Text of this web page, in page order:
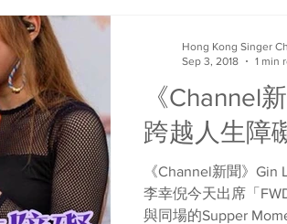
《Channel
跨越人生障
《Channel新聞》Gin
李幸倪今天出席「
與同場的Supper
Hong Kong Singer
Sep 3, 2018
1 min